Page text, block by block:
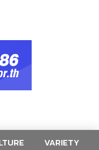
VARIETY